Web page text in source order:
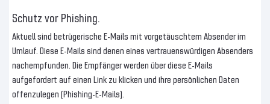
Schutz vor Phishing.
Aktuell sind betrügerische E-Mails mit vorgetäuschtem Absender im
Umlauf. Diese E-Mails sind denen eines vertrauenswürdigen Absenders
nachempfunden. Die Empfänger werden über diese E-Mails
aufgefordert auf einen Link zu klicken und ihre persönlichen Daten
offenzulegen (Phishing-E-Mails).